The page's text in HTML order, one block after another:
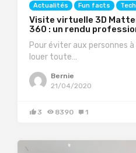
Actualités Fun facts
Visite virtuelle 3D
360 : un rendu
Pour éviter aux personnes à
louer toute…
Bernie
21/04/2020
3 8390 1